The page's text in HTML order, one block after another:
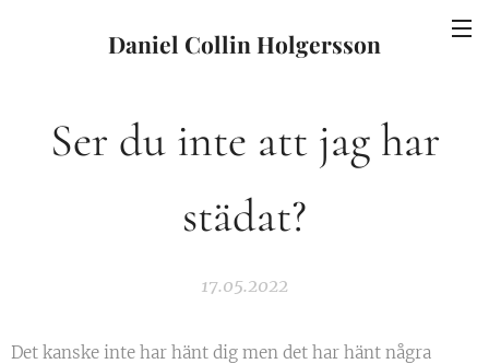
Daniel Collin Holgersson
Ser du inte att jag har
städat?
17.05.2022
Det kanske inte har hänt dig men det har hänt några